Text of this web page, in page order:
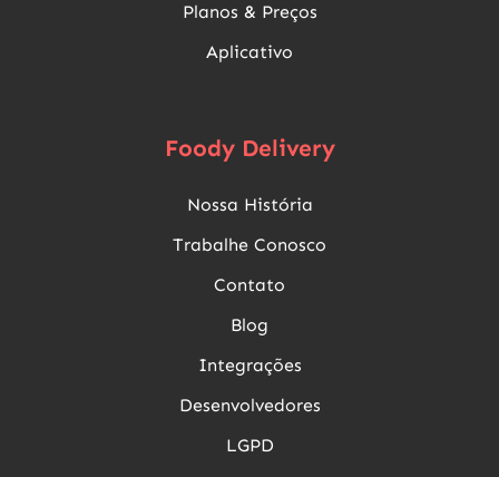
Planos & Preços
Aplicativo
Foody Delivery
Nossa História
Trabalhe Conosco
Contato
Blog
Integrações
Desenvolvedores
LGPD